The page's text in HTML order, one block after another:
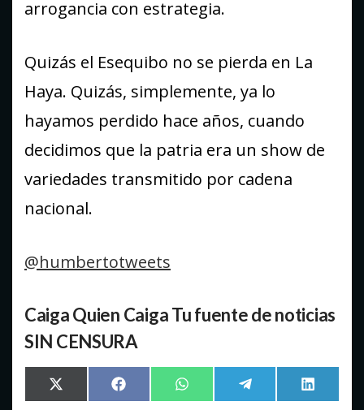
arrogancia con estrategia.
Quizás el Esequibo no se pierda en La
Haya. Quizás, simplemente, ya lo
hayamos perdido hace años, cuando
decidimos que la patria era un show de
variedades transmitido por cadena
nacional.
@humbertotweets
Caiga Quien Caiga Tu fuente de noticias
SIN CENSURA
Compartir
en
X
(Twitter)
Compartir
en
Facebook
Compartir
en
WhatsApp Compartir
en
Compartir
en
LinkedIn